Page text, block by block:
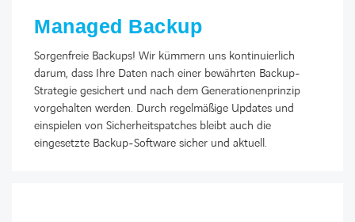
Managed Backup
Sorgenfreie Backups! Wir kümmern uns kontinuierlich
darum, dass Ihre Daten nach einer bewährten Backup-
Strategie gesichert und nach dem Generationenprinzip
vorgehalten werden. Durch regelmäßige Updates und
einspielen von Sicherheitspatches bleibt auch die
eingesetzte Backup-Software sicher und aktuell.